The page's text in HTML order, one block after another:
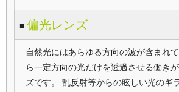
■ 偏光レンズ
自然光にはあらゆる方向の波が含まれ
ら一定方向の光だけを透過させる働き
ズです。 乱反射等からの眩しい光のギ